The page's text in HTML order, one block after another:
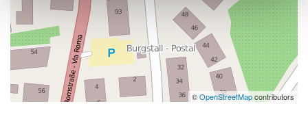
©OpenStreetMapcontributors